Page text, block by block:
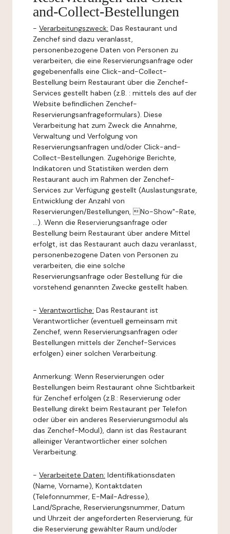
and-Collect-Bestellungen
- Verarbeitungszweck: Das Restaurant und
Zenchef sind dazu veranlasst,
personenbezogene Daten von Personen zu
verarbeiten, die eine Reservierungsanfrage oder
gegebenenfalls eine Click-and-Collect-
Bestellung beim Restaurant über die Zenchef-
Services gestellt haben (z.B. : mittels des auf der
Website befindlichen Zenchef-
Reservierungsanfrageformulars). Diese
Verarbeitung hat zum Zweck die Annahme,
Verwaltung und Verfolgung von
Reservierungsanfragen und/oder Click-and-
Collect-Bestellungen. Zugehörige Berichte,
Indikatoren und Statistiken werden dem
Restaurant auch im Rahmen der Zenchef-
Services zur Verfügung gestellt (Auslastungsrate,
Entwicklung der Anzahl von
Reservierungen/Bestellungen, No-Show"-Rate,
...). Wenn die Reservierungsanfrage oder
Bestellung beim Restaurant über andere Mittel
erfolgt, ist das Restaurant auch dazu veranlasst,
personenbezogene Daten von Personen zu
verarbeiten, die eine solche
Reservierungsanfrage oder Bestellung für die
vorstehend genannten Zwecke gestellt haben.
- Verantwortliche: Das Restaurant ist
Verantwortlicher (eventuell gemeinsam mit
Zenchef, wenn Reservierungsanfragen oder
Bestellungen mittels der Zenchef-Services
erfolgen) einer solchen Verarbeitung.
Anmerkung: Wenn Reservierungen oder
Bestellungen beim Restaurant ohne Sichtbarkeit
für Zenchef erfolgen (z.B.: Reservierung oder
Bestellung direkt beim Restaurant per Telefon
oder über ein anderes Reservierungsmodul als
das Zenchef-Modul), dann ist das Restaurant
alleiniger Verantwortlicher einer solchen
Verarbeitung.
- Verarbeitete Daten: Identifikationsdaten
(Name, Vorname), Kontaktdaten
(Telefonnummer, E-Mail-Adresse),
Land/Sprache, Reservierungsnummer, Datum
und Uhrzeit der angeforderten Reservierung, für
die Reservierung gewählter Raum und/oder